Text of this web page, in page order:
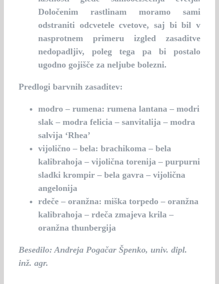
Določenim rastlinam moramo sami
odstraniti odcvetele cvetove, saj bi bil v
nasprotnem primeru izgled zasaditve
nedopadljiv, poleg tega pa bi postalo
ugodno gojišče za neljube bolezni.
Predlogi barvnih zasaditev:
modro – rumena: rumena lantana – modri
slak – modra felicia – sanvitalija – modra
salvija ‘Rhea’
vijolično – bela: brachikoma – bela
kalibrahoja – vijolična torenija – purpurni
sladki krompir – bela gavra – vijolična
angelonija
rdeče – oranžna: miška torpedo – oranžna
kalibrahoja – rdeča zmajeva krila –
oranžna thunbergija
Besedilo: Andreja Pogačar Špenko, univ. dipl.
inž. agr.